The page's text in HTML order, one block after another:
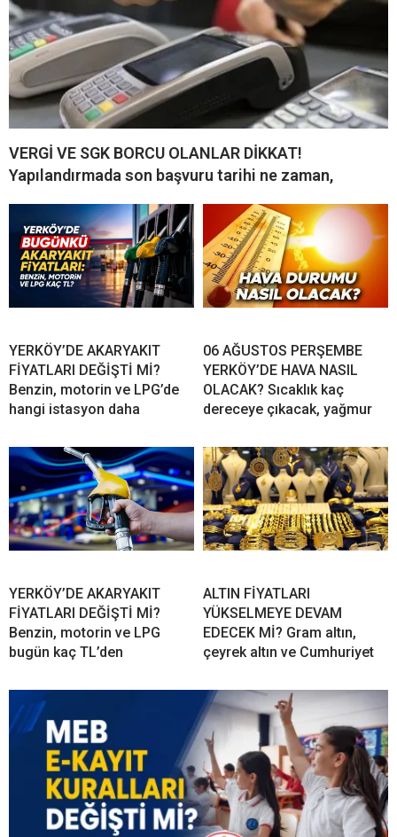
VERGİ VE SGK BORCU OLANLAR DİKKAT!
Yapılandırmada son başvuru tarihi ne zaman,
YERKÖY’DE AKARYAKIT
FİYATLARI DEĞİŞTİ Mİ?
Benzin, motorin ve LPG’de
hangi istasyon daha
06 AĞUSTOS PERŞEMBE
YERKÖY’DE HAVA NASIL
OLACAK? Sıcaklık kaç
dereceye çıkacak, yağmur
YERKÖY’DE AKARYAKIT
FİYATLARI DEĞİŞTİ Mİ?
Benzin, motorin ve LPG
bugün kaç TL’den
ALTIN FİYATLARI
YÜKSELMEYE DEVAM
EDECEK Mİ? Gram altın,
çeyrek altın ve Cumhuriyet